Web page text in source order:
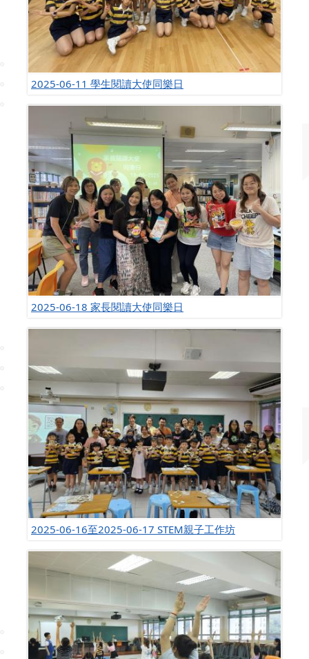
2025-06-11 學生閱讀大使同樂日
2025-06-18 家長閱讀大使同樂日
2025-06-16至2025-06-17 STEM親子工作坊